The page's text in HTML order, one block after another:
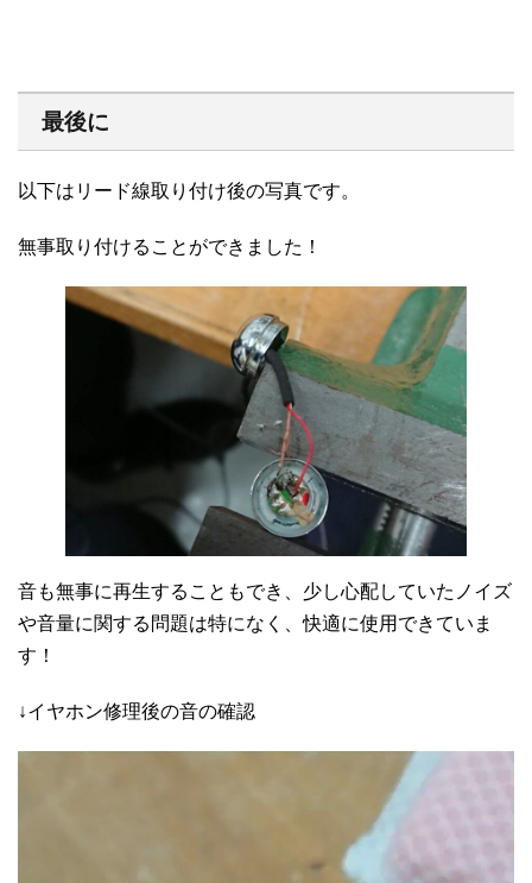
最後に
以下はリード線取り付け後の写真です。
無事取り付けることができました！
音も無事に再生することもでき、少し心配していたノイズ
や音量に関する問題は特になく、快適に使用できていま
す！
↓イヤホン修理後の音の確認